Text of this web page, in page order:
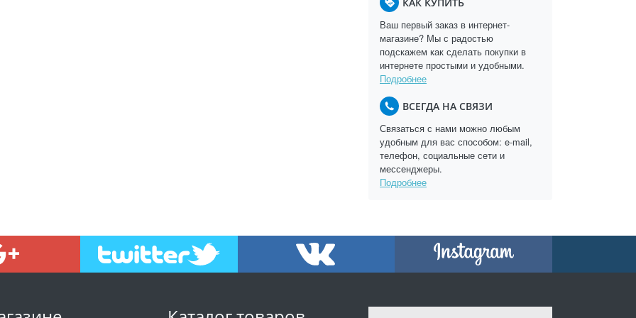
Ваш первый заказ в интернет-
магазине? Мы с радостью
подскажем как сделать покупки в
интернете простыми и удобными.
Подробнее
ВСЕГДА НА СВЯЗИ
Связаться с нами можно любым
удобным для вас способом: e-mail,
телефон, социальные сети и
мессенджеры.
Подробнее